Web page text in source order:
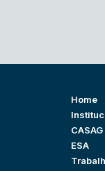
Home
CASAG
ESA